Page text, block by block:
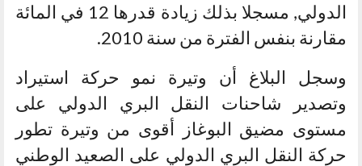
الدولي, مسجلا بذلك زيادة قدرها 12 في المائة
مقارنة بنفس الفترة من سنة 2010.
وسجل البلاغ أن وتيرة نمو حركة استيراد
وتصدير شاحنات النقل البري الدولي على
مستوى مضيق البوغاز أقوى من وتيرة تطور
حركة النقل البري الدولي على الصعيد الوطني